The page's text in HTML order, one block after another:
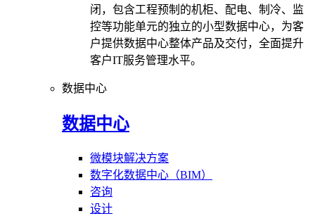
闭，包含工程预制的机柜、配电、制冷、监
控等功能单元的独立的小型数据中心，为客
户提供数据中心整体产品及交付，全面提升
客户IT服务管理水平。
数据中心
数据中心
微模块解决方案
数字化数据中心（BIM）
咨询
设计